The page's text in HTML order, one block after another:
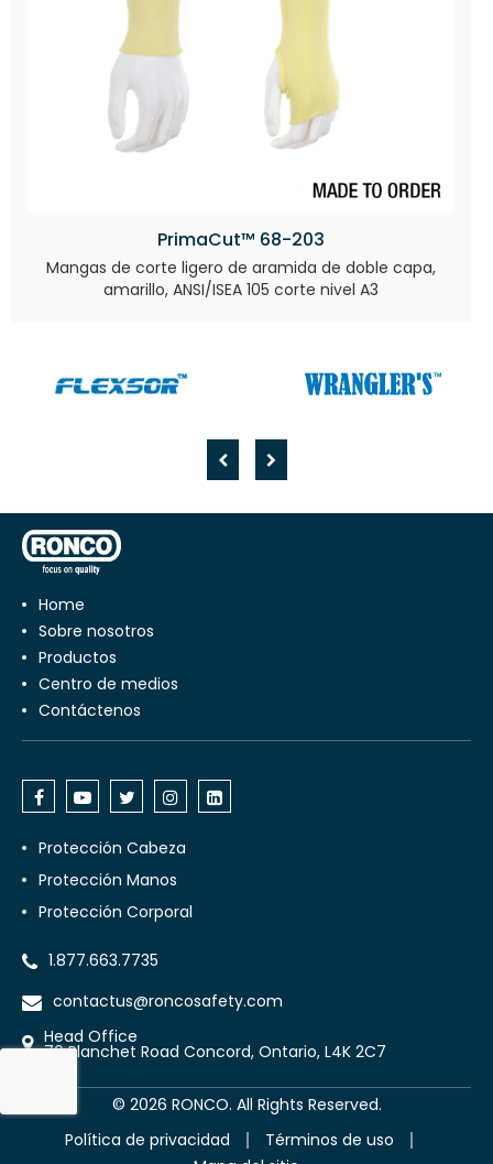
PrimaCut™ 68-203
Mangas de corte ligero de aramida de doble capa,
amarillo, ANSI/ISEA 105 corte nivel A3
Home
Sobre nosotros
Productos
Centro de medios
Contáctenos
Protección Cabeza
Protección Manos
Protección Corporal
1.877.663.7735
contactus@roncosafety.com
Head Office
70 Planchet Road Concord, Ontario, L4K 2C7
© 2026 RONCO. All Rights Reserved.
Política de privacidad
Términos de uso